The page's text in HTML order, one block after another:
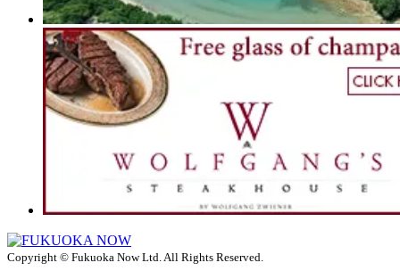
Copyright © Fukuoka Now Ltd. All Rights Reserved.